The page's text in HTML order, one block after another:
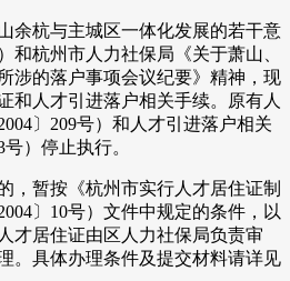
余杭与主城区一体化发展的若干意
和杭州市人力社保局《关于萧山、
涉的落户事项会议纪要》精神，现
和人才引进落户相关手续。原有人
〕209号）和人才引进落户相关
）停止执行。
，暂按《杭州市实行人才居住证制
〕10号）文件中规定的条件，以
才居住证由区人力社保局负责审
。具体办理条件及提交材料请详见